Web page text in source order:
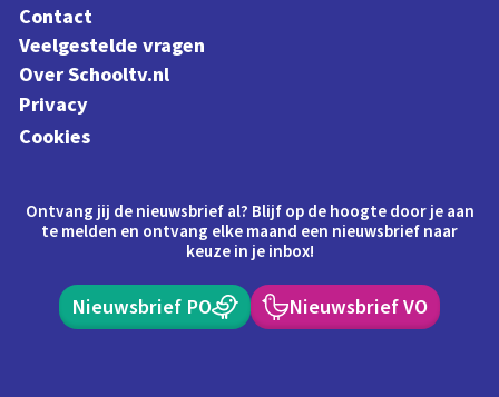
Contact
Veelgestelde vragen
Over Schooltv.nl
Privacy
Cookies
Ontvang jij de nieuwsbrief al? Blijf op de hoogte door je aan
te melden en ontvang elke maand een nieuwsbrief naar
keuze in je inbox!
Nieuwsbrief PO Nieuwsbrief VO